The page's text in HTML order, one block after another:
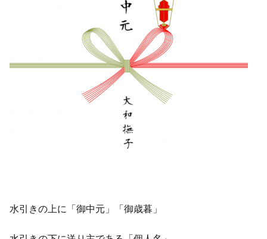
水引きの上に「御中元」「御歳暮」